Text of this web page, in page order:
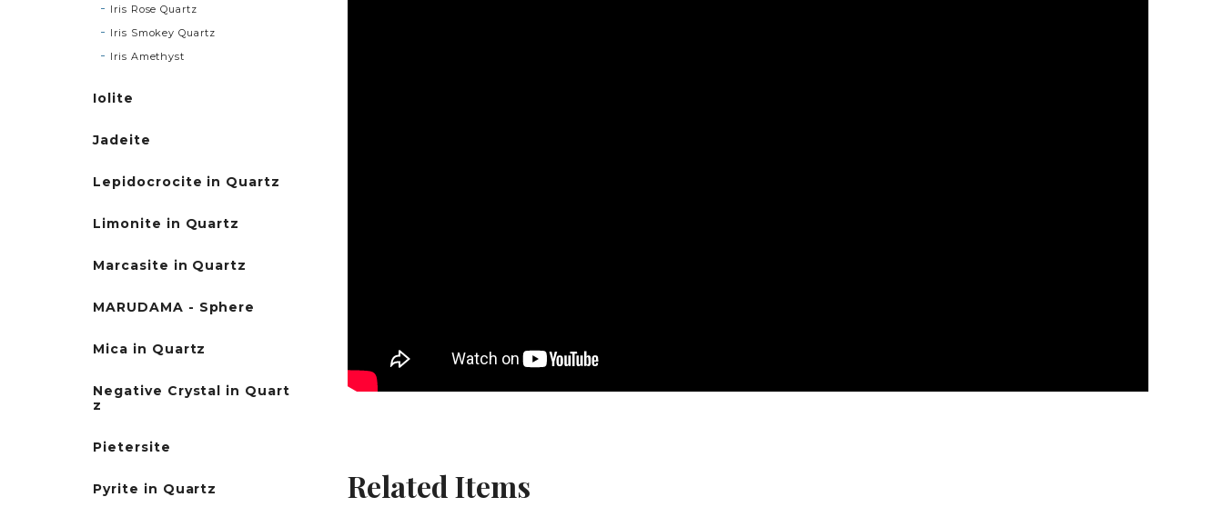
Related Items
Iris Rose Quartz
Iris Smokey Quartz
Iris Amethyst
Iolite
Jadeite
Lepidocrocite in Quartz
Limonite in Quartz
Marcasite in Quartz
MARUDAMA - Sphere
Mica in Quartz
Negative Crystal in Quart
z
Pietersite
Pyrite in Quartz